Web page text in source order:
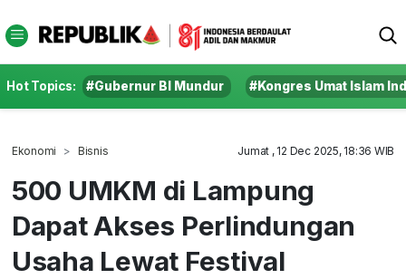
Hot Topics: #Gubernur BI Mundur #Kongres Umat Islam
Ekonomi Bisnis Jumat , 12 Dec 2025, 18:36 WIB
500 UMKM di Lampung
Dapat Akses Perlindungan
Usaha Lewat Festival